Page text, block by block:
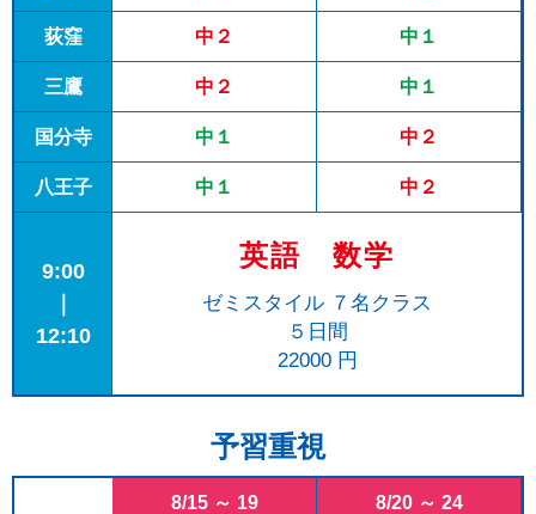
荻窪 中２ 中１
三鷹 中２ 中１
国分寺 中１ 中２
八王子 中１ 中２
9:00
12:10
英語 数学
ゼミスタイル ７名クラス
５日間
22000 円
予習重視
8/15 ～ 19 8/20 ～ 24